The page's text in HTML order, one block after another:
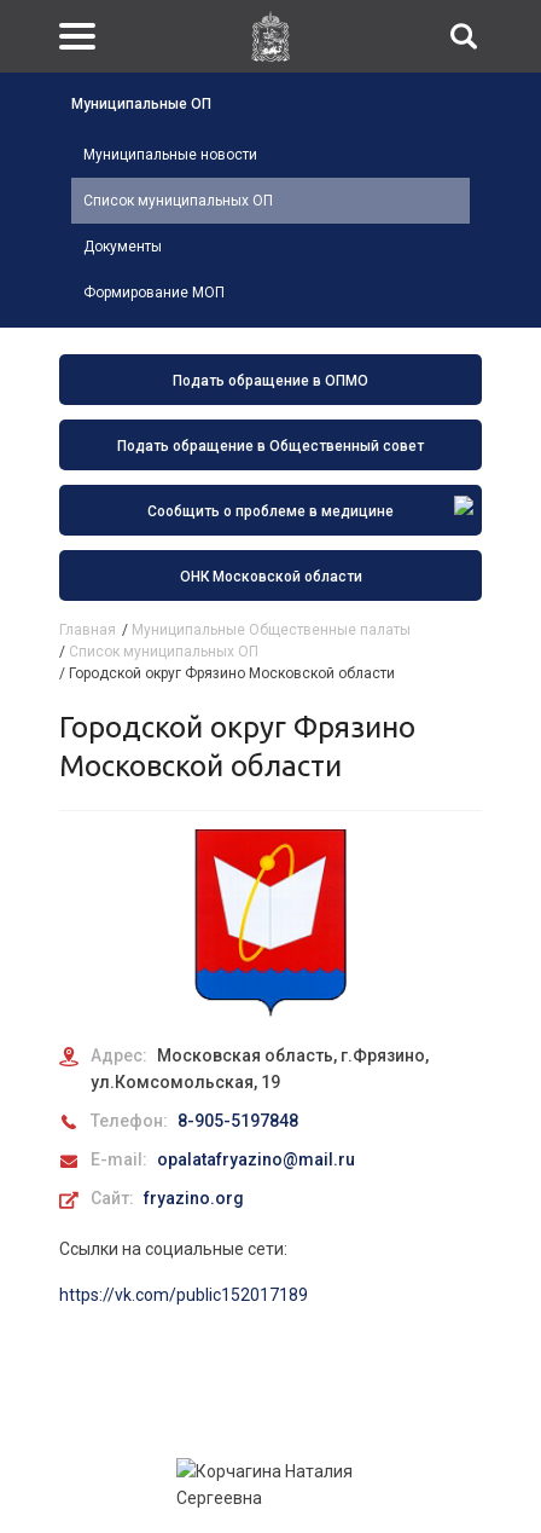
Подать обращение в ОПМО
Подать обращение в Общественный совет
Сообщить о проблеме в медицине
ОНК Московской области
Муниципальные ОП
Муниципальные новости
Список муниципальных ОП
Документы
Формирование МОП
Главная / Муниципальные Общественные палаты
/ Список муниципальных ОП
/ Городской округ Фрязино Московской области
Городской округ Фрязино
Московской области
Адрес:
Московская область, г.Фрязино,
ул.Комсомольская, 19
Телефон:
8-905-5197848
E-mail:
opalatafryazino@mail.ru
Сайт: fryazino.org
Ссылки на социальные сети:
https://vk.com/public152017189